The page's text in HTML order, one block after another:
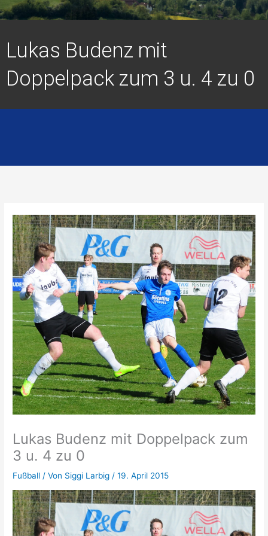
Lukas Budenz mit
Doppelpack zum 3 u. 4 zu 0
Lukas Budenz mit Doppelpack zum
3 u. 4 zu 0
Fußball / Von Siggi Larbig /19. April 2015